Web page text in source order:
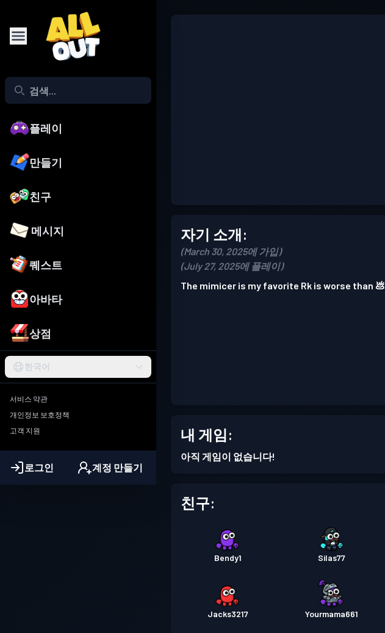
플레이
만들기
친구
메시지
퀘스트
아바타
상점
한국어
서비스 약관
개인정보 보호정책
고객 지원
로그인 계정 만들기
자기 소개:
(March 30, 2025에 가입)
(July 27, 2025에 플레이)
The mimicer is my favorite Rk is worse than 💩
내 게임:
아직 게임이 없습니다!
친구:
Bendy1 Silas77
Jacks3217 Yourmama661